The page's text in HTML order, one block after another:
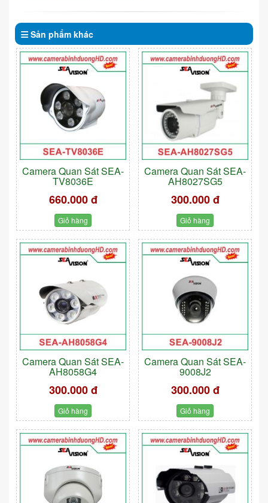
Sản phẩm khác
Camera Quan Sát SEA-
TV8036E
660.000 đ
Giỏ hàng
Camera Quan Sát SEA-
AH8027SG5
300.000 đ
Giỏ hàng
Camera Quan Sát SEA-
AH8058G4
300.000 đ
Giỏ hàng
Camera Quan Sát SEA-
9008J2
300.000 đ
Giỏ hàng